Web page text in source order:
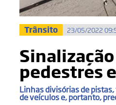
Trânsito 23/05/2022
pedestres
Linhas divisórias de
de veículos e, portanto,